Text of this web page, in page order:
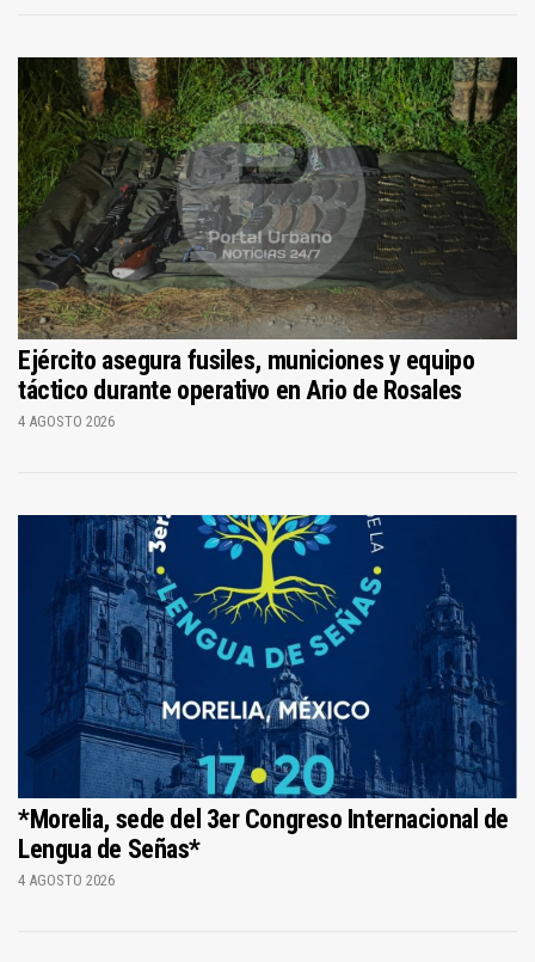
Ejército asegura fusiles, municiones y equipo
táctico durante operativo en Ario de Rosales
4 AGOSTO 2026
*Morelia, sede del 3er Congreso Internacional de
Lengua de Señas*
4 AGOSTO 2026